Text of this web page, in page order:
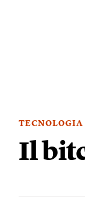
TECNOLOGIA
Il